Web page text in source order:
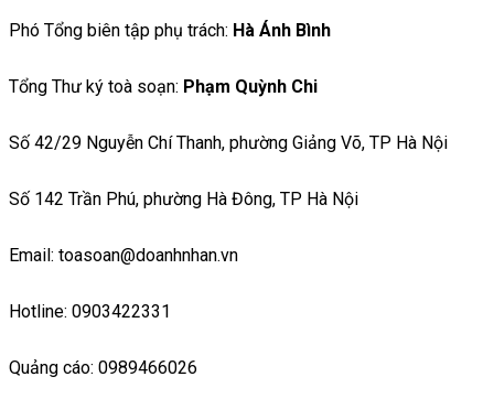
Phó Tổng biên tập phụ trách: Hà Ánh Bình
Tổng Thư ký toà soạn: Phạm Quỳnh Chi
Số 42/29 Nguyễn Chí Thanh, phường Giảng Võ, TP Hà Nội
Số 142 Trần Phú, phường Hà Đông, TP Hà Nội
Email: toasoan@doanhnhan.vn
Hotline: 0903422331
Quảng cáo: 0989466026